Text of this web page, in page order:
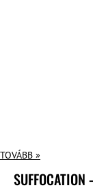
TOVÁBB »
SUFFOCATION